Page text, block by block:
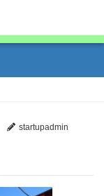
startupadmin